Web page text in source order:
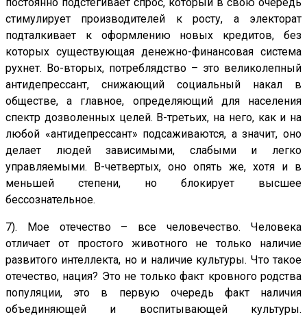
постоянно подстегивает спрос, который в свою очередь
стимулирует производителей к росту, а электорат
подталкивает к оформлению новых кредитов, без
которых существующая денежно-финансовая система
рухнет. Во-вторых, потреблядство – это великолепный
антидепрессант, снижающий социальный накал в
обществе, а главное, определяющий для населения
спектр дозволенных целей. В-третьих, на него, как и на
любой «антидепрессант» подсаживаются, а значит, оно
делает людей зависимыми, слабыми и легко
управляемыми. В-четвертых, оно опять же, хотя и в
меньшей степени, но блокирует высшее
бессознательное.
7). Мое отечество – все человечество. Человека
отличает от простого животного не только наличие
развитого интеллекта, но и наличие культуры. Что такое
отечество, нация? Это не только факт кровного родства
популяции, это в первую очередь факт наличия
объединяющей и воспитывающей культуры.